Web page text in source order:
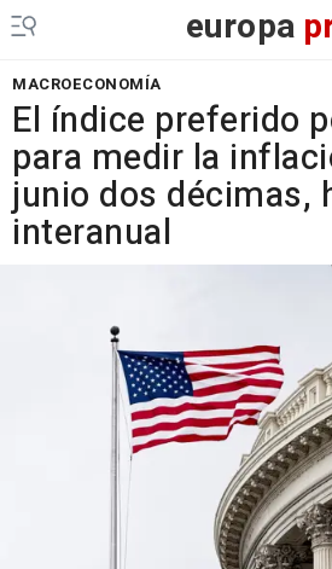
europa
MACROECONOMÍA
El índice preferido
para medir la
junio dos décimas,
interanual